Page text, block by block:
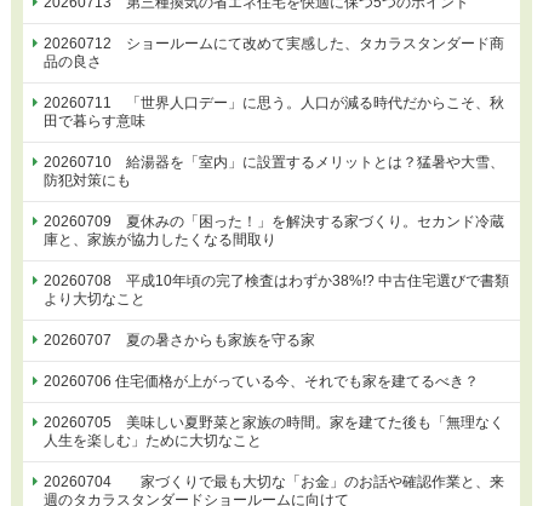
20260712 ショールームにて改めて実感した、タカラスタンダード商
品の良さ
20260711 「世界人口デー」に思う。人口が減る時代だからこそ、秋
田で暮らす意味
20260710 給湯器を「室内」に設置するメリットとは？猛暑や大雪、
防犯対策にも
20260709 夏休みの「困った！」を解決する家づくり。セカンド冷蔵
庫と、家族が協力したくなる間取り
20260708 平成10年頃の完了検査はわずか38%!? 中古住宅選びで書類
より大切なこと
20260707 夏の暑さからも家族を守る家
20260706 住宅価格が上がっている今、それでも家を建てるべき？
20260705 美味しい夏野菜と家族の時間。家を建てた後も「無理なく
人生を楽しむ」ために大切なこと
20260704 家づくりで最も大切な「お金」のお話や確認作業と、来
週のタカラスタンダードショールームに向けて